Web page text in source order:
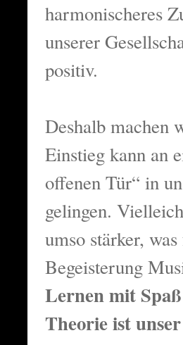
harmonischeres
unserer
positiv.
Deshalb machen
Einstieg kann an
offenen Tür“ in
gelingen.
umso stärker,
Begeisterung
Lernen mit
Theorie ist